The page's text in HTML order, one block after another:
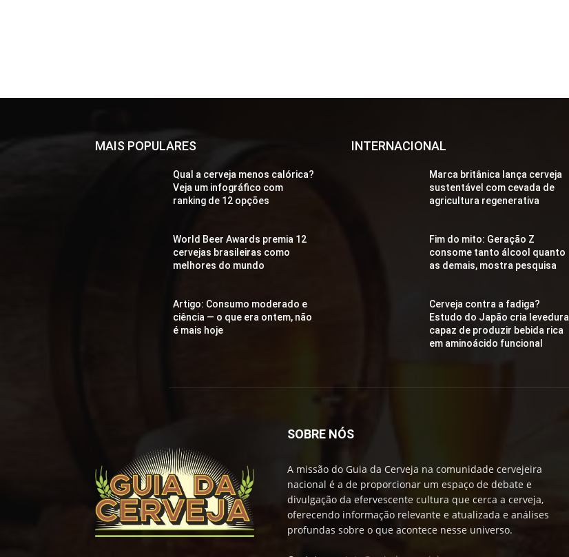
MAIS POPULARES
Qual a cerveja menos calórica?
Veja um infográfico com
ranking de 12 opções
World Beer Awards premia 12
cervejas brasileiras como
melhores do mundo
Artigo: Consumo moderado e
ciência — o que era ontem, não
é mais hoje
INTERNACIONAL
Marca britânica lança cerveja
sustentável com cevada de
agricultura regenerativa
Fim do mito: Geração Z
consome tanto álcool quanto
as demais, mostra pesquisa
Cerveja contra a fadiga?
Estudo do Japão cria levedura
capaz de produzir bebida rica
em aminoácido funcional
SOBRE NÓS
A missão do Guia da Cerveja na comunidade cervejeira
nacional é a de proporcionar um espaço de debate e
divulgação da efervescente cultura que cerca a cerveja,
oferecendo informação relevante e atualizada e análises
profundas sobre o que acontece nesse universo.